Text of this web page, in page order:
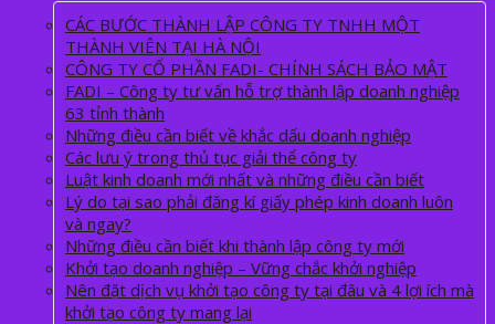
CÁC BƯỚC THÀNH LẬP CÔNG TY TNHH MỘT
THÀNH VIÊN TẠI HÀ NỘI
CÔNG TY CỔ PHẦN FADI- CHÍNH SÁCH BẢO MẬT
FADI – Công ty tư vấn hỗ trợ thành lập doanh nghiệp
63 tỉnh thành
Những điều cần biết về khắc dấu doanh nghiệp
Các lưu ý trong thủ tục giải thể công ty
Luật kinh doanh mới nhất và những điều cần biết
Lý do tại sao phải đăng kí giấy phép kinh doanh luôn
và ngay?
Những điều cần biết khi thành lập công ty mới
Khởi tạo doanh nghiệp – Vững chắc khởi nghiệp
Nên đặt dịch vụ khởi tạo công ty tại đâu và 4 lợi ích mà
khởi tạo công ty mang lại